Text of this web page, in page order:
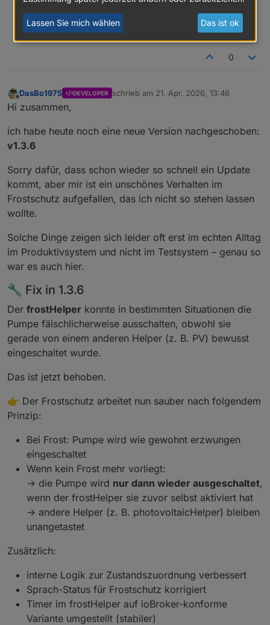
Funktionszuordnung. Oder einfach gesagt: Jedes Gerät spricht
dieselbe Sprache - nur nicht jedes sagt alles!
0
DasBo1975 DEVELOPER schrieb am 21. Apr. 2026, 13:46
zuletzt editiert von
Hi zusammen,
ich habe heute noch eine neue Version nachgeschoben:
v1.3.6
Sorry dafür, dass schon wieder so schnell ein Update
kommt, aber mir ist ein unschönes Verhalten im
Frostschutz aufgefallen, das ich nicht so stehen lassen
wollte.
Solche Dinge zeigen sich leider oft erst im echten Alltag
im Produktivsystem und nicht im Testsystem – genau so
war es auch hier.
🔧 Fix in 1.3.6
Der frostHelper konnte in bestimmten Situationen die
Pumpe fälschlicherweise ausschalten, obwohl sie
gerade von einem anderen Helper (z. B. PV) bewusst
eingeschaltet wurde.
Das ist jetzt behoben.
👉 Der Frostschutz arbeitet nun sauber nach folgendem
Prinzip:
Bei Frost: Pumpe wird wie gewohnt erzwungen
eingeschaltet
Wenn kein Frost mehr vorliegt:
→ die Pumpe wird nur dann wieder ausgeschaltet,
wenn der frostHelper sie zuvor selbst aktiviert hat
→ andere Helper (z. B. photovoltaicHelper) bleiben
unangetastet
Zusätzlich:
interne Logik zur Zustandszuordnung verbessert
Sprach-Status für Frostschutz korrigiert
Timer im frostHelper auf ioBroker-konforme
Variante umgestellt (stabiler)
Lassen Sie mich wählen Das ist ok